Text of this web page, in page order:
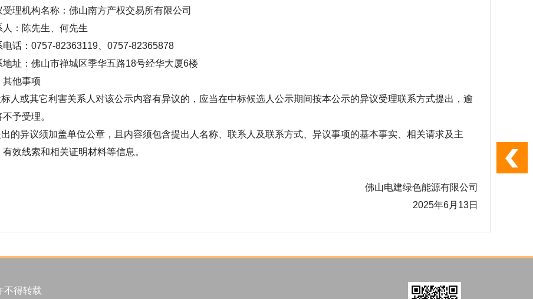
受理机构名称：佛山南方产权交易所有限公司
人：陈先生、何先生
电话：0757-82363119、0757-82365878
地址：佛山市禅城区季华五路18号经华大厦6楼
其他事项
标人或其它利害关系人对该公示内容有异议的，应当在中标候选人公示期间按本公示的异议受理联系方式提出，逾
予受理。
出的异议须加盖单位公章，且内容须包含提出人名称、联系人及联系方式、异议事项的基本事实、相关请求及主
有效线索和相关证明材料等信息。
佛山电建绿色能源有限公司
2025年6月13日
不得转载